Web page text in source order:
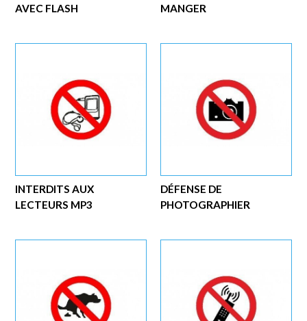
MANGER
AVEC FLASH
DÉFENSE DE
PHOTOGRAPHIER
INTERDITS AUX
LECTEURS MP3